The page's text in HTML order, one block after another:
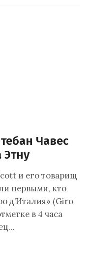
Чавес
и его товарищ
первыми, кто
д’Италия» (Giro
в 4 часа